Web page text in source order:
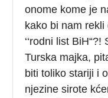
onome kome je
kako bi nam
‘‘rodni list
Turska majka,
biti toliko stariji i
njezine sirote